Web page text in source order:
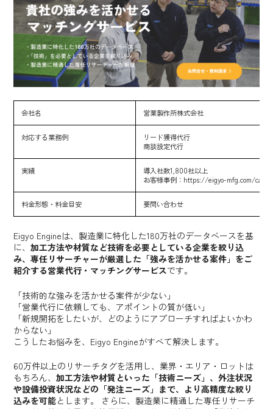
会社名 営業製作所株式会社
対応する業務例
リード獲得代行
商談設定代行
実績
導入社数1,800社以上
お客様事例： https://eigyo-mfg.com/
料金形態・料金目安 要問い合わせ
Eigyo Engineは、製造業に特化した180万社のデータベースを基
に、加工方法や材質など技術を必要としている企業を絞り込
み、専任リサーチャーが厳選した「強みを活かせる案件」をご
紹介する営業代行・マッチングサービスです。
「技術的な強みを活かせる案件が少ない」
「営業代行に依頼しても、アポイントの質が低い」
「新規開拓をしたいが、どのようにアプローチすればよいかわ
からない」
こうしたお悩みを、 Eigyo Engineがすべて解決します。
60万件以上のリサーチタグを活用し、業界・エリア・ロットは
もちろん、加工方法や材質といった「技術ニーズ」、外注状況
や設備投資状況などの「発注ニーズ」まで、より高精度な絞り
込みを可能とします。 さらに、製造業に精通した専任リサーチ